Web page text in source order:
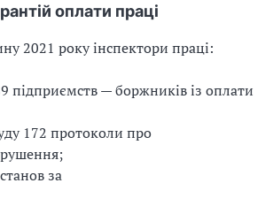
оплати праці
2021 року інспектори праці:
підприємств — боржників із оплати
172 протоколи про
за